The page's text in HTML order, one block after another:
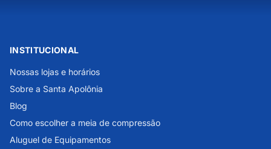
INSTITUCIONAL
Nossas lojas e horários
Sobre a Santa Apolônia
Blog
Como escolher a meia de compressão
Aluguel de Equipamentos